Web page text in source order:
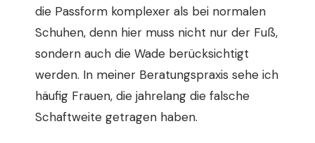
die Passform komplexer als bei normalen
Schuhen, denn hier muss nicht nur der Fuß,
sondern auch die Wade berücksichtigt
werden. In meiner Beratungspraxis sehe ich
häufig Frauen, die jahrelang die falsche
Schaftweite getragen haben.